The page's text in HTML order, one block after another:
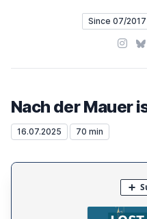
Since 07/2017
Nach der Mauer
16.07.2025 70 min